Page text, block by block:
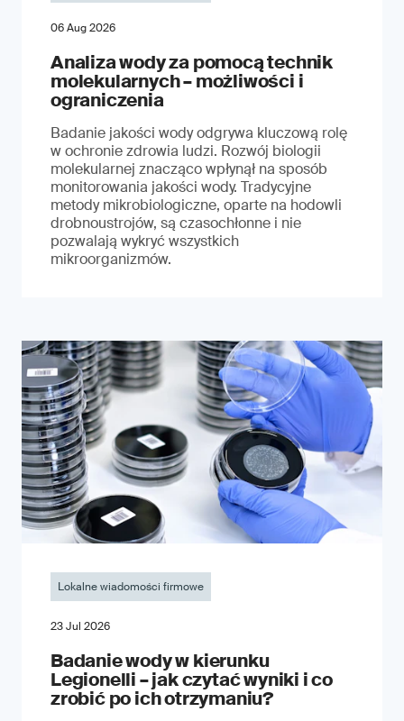
06 Aug 2026
Analiza wody za pomocą technik
molekularnych – możliwości i
ograniczenia
Badanie jakości wody odgrywa kluczową rolę
w ochronie zdrowia ludzi. Rozwój biologii
molekularnej znacząco wpłynął na sposób
monitorowania jakości wody. Tradycyjne
metody mikrobiologiczne, oparte na hodowli
drobnoustrojów, są czasochłonne i nie
pozwalają wykryć wszystkich
mikroorganizmów.
Lokalne wiadomości firmowe
23 Jul 2026
Badanie wody w kierunku
Legionelli – jak czytać wyniki i co
zrobić po ich otrzymaniu?